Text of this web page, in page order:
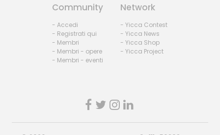
Community
- Accedi
- Registrati qui
- Membri
- Membri - opere
- Membri - eventi
Network
- Yicca Contest
- Yicca News
- Yicca Shop
- Yicca Project